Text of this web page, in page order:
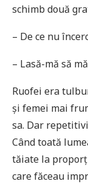
schimb două
– De ce nu
– Lasă-mă să
Ruofei era
și femei mai
sa. Dar
Când toată
tăiate la
care făceau